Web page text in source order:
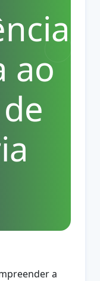
ao
a